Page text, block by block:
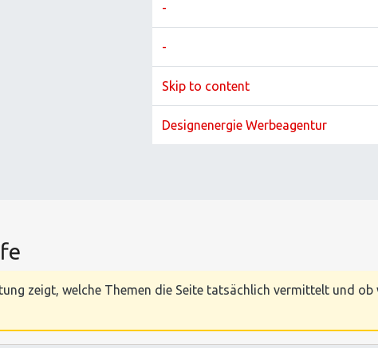
-
-
Skip to content
Designenergie Werbeagentur
zeigt, welche Themen die Seite tatsächlich vermittelt und